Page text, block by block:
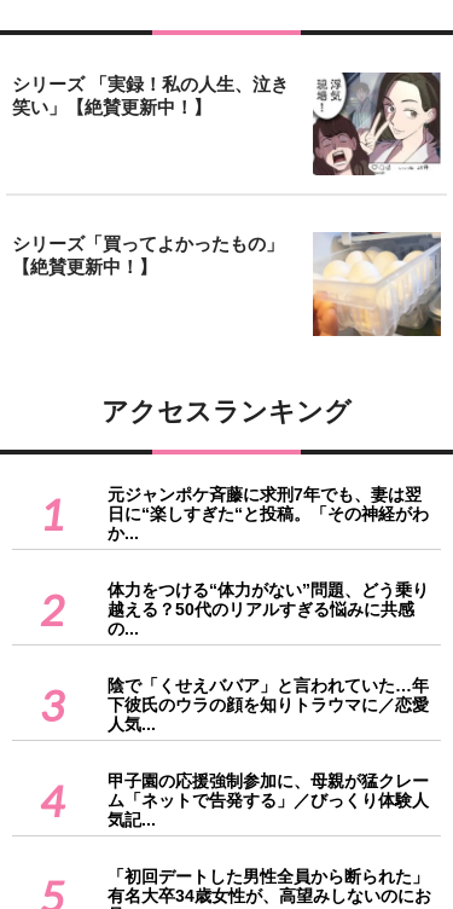
シリーズ 「実録！私の人生、泣き
笑い」【絶賛更新中！】
シリーズ「買ってよかったもの」
【絶賛更新中！】
アクセスランキング
1
元ジャンポケ斉藤に求刑7年でも、妻は翌
日に“楽しすぎた“と投稿。「その神経がわ
か...
2
体力をつける“体力がない”問題、どう乗り
越える？50代のリアルすぎる悩みに共感
の...
3
陰で「くせえババア」と言われていた…年
下彼氏のウラの顔を知りトラウマに／恋愛
人気...
4
甲子園の応援強制参加に、母親が猛クレー
ム「ネットで告発する」／びっくり体験人
気記...
5
「初回デートした男性全員から断られた」
有名大卒34歳女性が、高望みしないのにお